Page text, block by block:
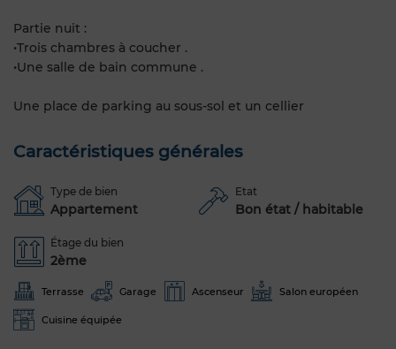
Partie nuit :
•Trois chambres à coucher .
•Une salle de bain commune .
Une place de parking au sous-sol et un cellier
Caractéristiques générales
Type de bien
Appartement
Etat
Bon état / habitable
Étage du bien
2ème
Terrasse Garage Ascenseur Salon européen
Cuisine équipée